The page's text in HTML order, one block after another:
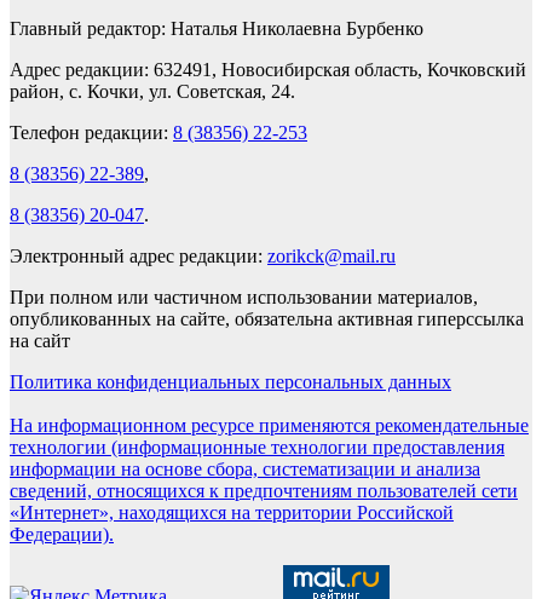
Главный редактор: Наталья Николаевна Бурбенко
Адрес редакции: 632491, Новосибирская область, Кочковский
район, с. Кочки, ул. Советская, 24.
Телефон редакции: 8 (38356) 22-253
8 (38356) 22-389,
8 (38356) 20-047.
Электронный адрес редакции: zorikck@mail.ru
При полном или частичном использовании материалов,
опубликованных на сайте, обязательна активная гиперссылка
на сайт
Политика конфиденциальных персональных данных
На информационном ресурсе применяются рекомендательные
технологии (информационные технологии предоставления
информации на основе сбора, систематизации и анализа
сведений, относящихся к предпочтениям пользователей сети
«Интернет», находящихся на территории Российской
Федерации).